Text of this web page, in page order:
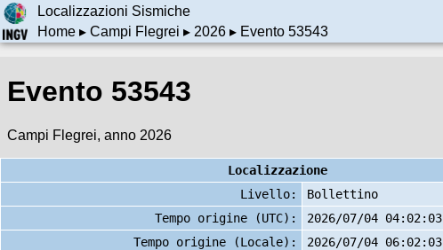
Localizzazioni Sismiche
Home▸ Campi Flegrei ▸ 2026▸ Evento 53543
Evento 53543
Campi Flegrei, anno 2026
Localizzazione
Livello:
Bollettino
Tempo origine (UTC):
2026/07/04 04:02:03
Tempo origine (Locale):
2026/07/04 06:02:03